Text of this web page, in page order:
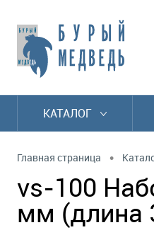
КАТАЛОГ
Главная страница •
vs-100
мм (длина